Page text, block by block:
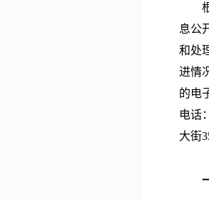
息公
和处
进情
的电
电话
大街